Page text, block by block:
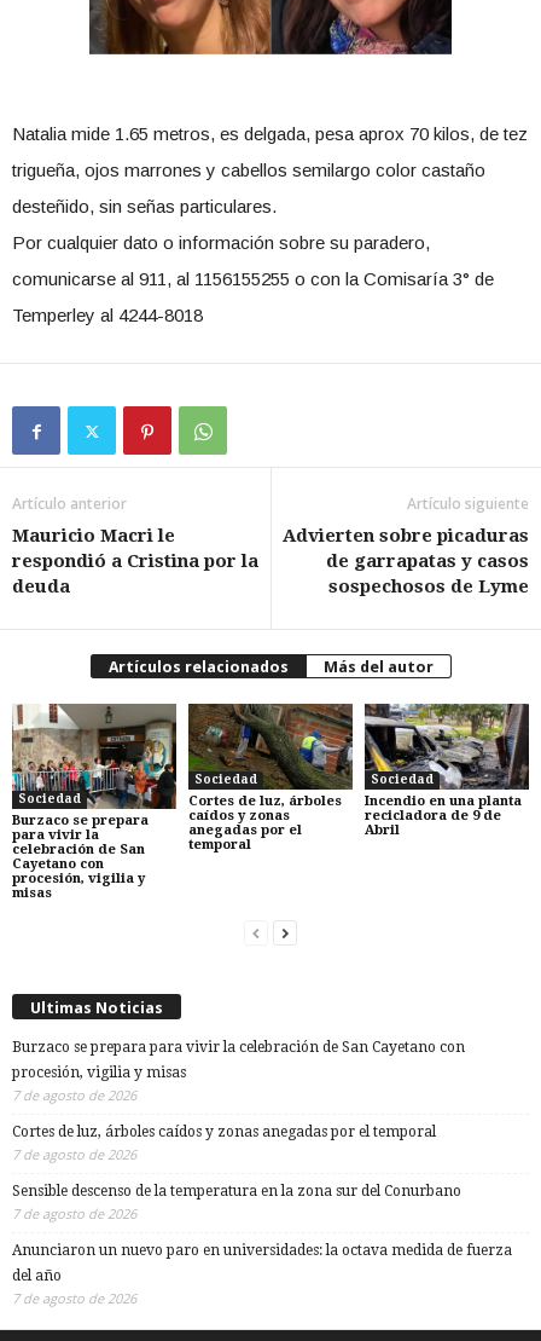
Natalia mide 1.65 metros, es delgada, pesa aprox 70 kilos, de tez
trigueña, ojos marrones y cabellos semilargo color castaño
desteñido, sin señas particulares.
Por cualquier dato o información sobre su paradero,
comunicarse al 911, al 1156155255 o con la Comisaría 3° de
Temperley al 4244-8018
Artículo anterior
Mauricio Macri le
respondió a Cristina por la
deuda
Artículo siguiente
Advierten sobre picaduras
de garrapatas y casos
sospechosos de Lyme
Artículos relacionados Más del autor
Sociedad
Burzaco se prepara
para vivir la
celebración de San
Cayetano con
procesión, vigilia y
misas
Sociedad
Cortes de luz, árboles
caídos y zonas
anegadas por el
temporal
Sociedad
Incendio en una planta
recicladora de 9 de
Abril
Ultimas Noticias
Burzaco se prepara para vivir la celebración de San Cayetano con
procesión, vigilia y misas
7 de agosto de 2026
Cortes de luz, árboles caídos y zonas anegadas por el temporal
7 de agosto de 2026
Sensible descenso de la temperatura en la zona sur del Conurbano
7 de agosto de 2026
Anunciaron un nuevo paro en universidades: la octava medida de fuerza
del año
7 de agosto de 2026